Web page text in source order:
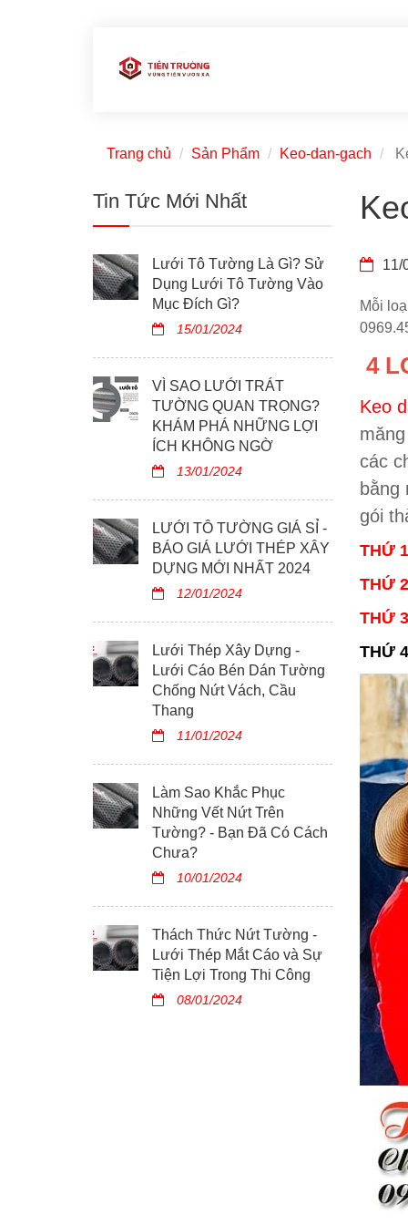
11/
Mỗi
4
Keo
các
bằng
gói
THỨ
THỨ
THỨ
THỨ
Tin Tức Mới Nhất
Lưới Tô Tường Là Gì? Sử
Dụng Lưới Tô Tường Vào
Mục Đích Gì?
15/01/2024
VÌ SAO LƯỚI TRÁT
TƯỜNG QUAN TRỌNG?
KHÁM PHÁ NHỮNG LỢI
ÍCH KHÔNG NGỜ
13/01/2024
LƯỚI TÔ TƯỜNG GIÁ SỈ -
BÁO GIÁ LƯỚI THÉP XÂY
DỰNG MỚI NHẤT 2024
12/01/2024
Lưới Thép Xây Dựng -
Lưới Cáo Bén Dán Tường
Chống Nứt Vách, Cầu
Thang
11/01/2024
Làm Sao Khắc Phục
Những Vết Nứt Trên
Tường? - Bạn Đã Có Cách
Chưa?
10/01/2024
Thách Thức Nứt Tường -
Lưới Thép Mắt Cáo và Sự
Tiện Lợi Trong Thi Công
08/01/2024
Trang chủ Sản Phẩm Keo-dan-gach